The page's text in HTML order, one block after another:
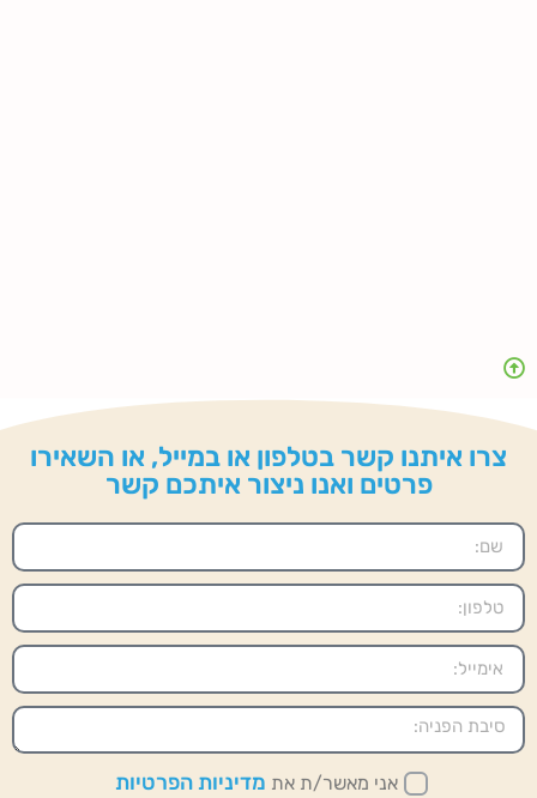
צרו איתנו קשר בטלפון או במייל, או השאירו
פרטים ואנו ניצור איתכם קשר
אני מאשר/ת את מדיניות הפרטיות